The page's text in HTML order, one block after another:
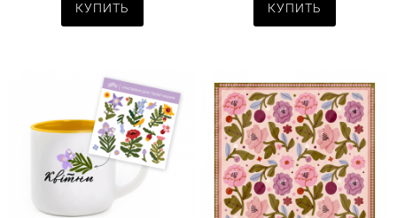
КУПИТЬ КУПИТЬ